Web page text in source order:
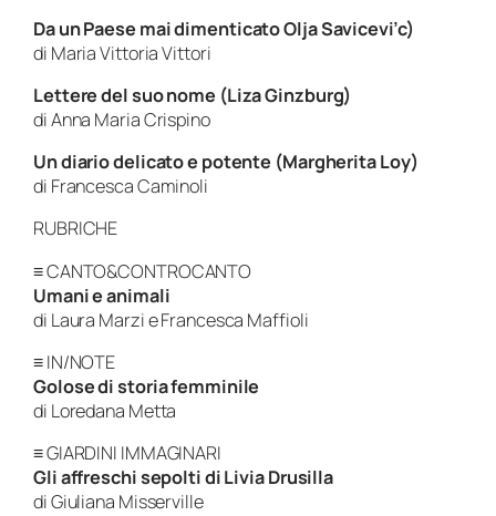
Da un Paese mai dimenticato Olja Savicevi’c)
di Maria Vittoria Vittori
Lettere del suo nome (Liza Ginzburg)
di Anna Maria Crispino
Un diario delicato e potente (Margherita Loy)
di Francesca Caminoli
RUBRICHE
≡ CANTO&CONTROCANTO
Umani e animali
di Laura Marzi e Francesca Maffioli
≡ IN/NOTE
Golose di storia femminile
di Loredana Metta
≡ GIARDINI IMMAGINARI
Gli affreschi sepolti di Livia Drusilla
di Giuliana Misserville